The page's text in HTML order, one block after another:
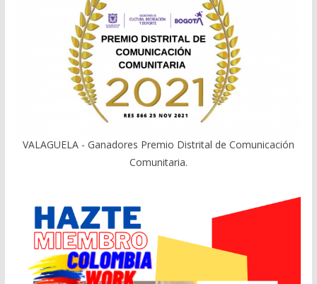
VALAGUELA - Ganadores Premio Distrital de Comunicación
Comunitaria.